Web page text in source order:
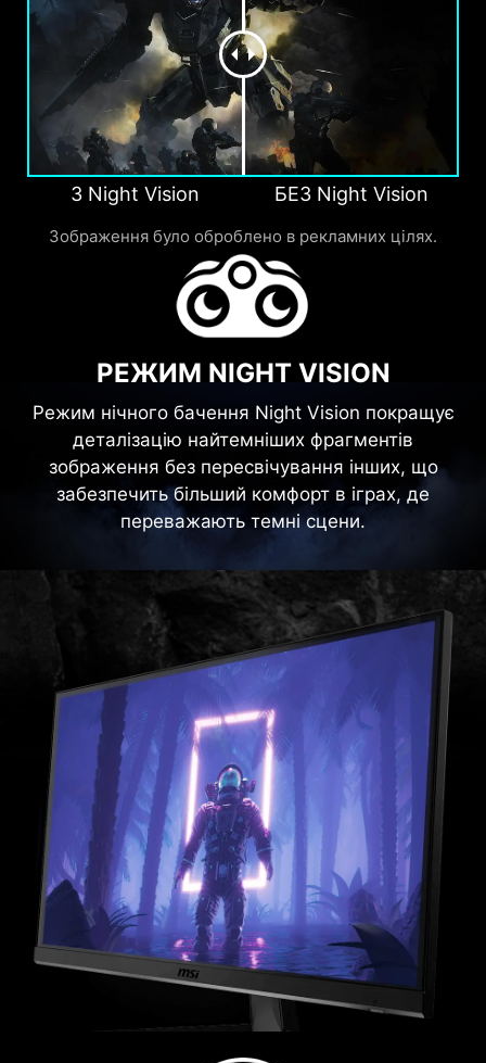
З Night Vision БЕЗ Night Vision
Зображення було оброблено в рекламних цілях.
РЕЖИМ NIGHT VISION
Режим нічного бачення Night Vision покращує
деталізацію найтемніших фрагментів
зображення без пересвічування інших, що
забезпечить більший комфорт в іграх, де
переважають темні сцени.